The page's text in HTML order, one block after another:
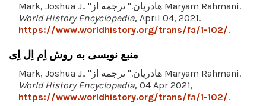
Mark, Joshua J.. "هادریان." ترجمه از Maryam Rahmani.
World History Encyclopedia, April 04, 2021.
https://www.worldhistory.org/trans/fa/1-102/.
منبع نویسی به روش اِم اِل اِی
Mark, Joshua J.. "هادریان." ترجمه از Maryam Rahmani.
World History Encyclopedia, 04 Apr 2021,
https://www.worldhistory.org/trans/fa/1-102/.